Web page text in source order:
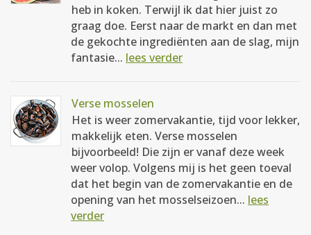
heb in koken. Terwijl ik dat hier juist zo
graag doe. Eerst naar de markt en dan met
de gekochte ingrediënten aan de slag, mijn
fantasie... lees verder
Verse mosselen
Het is weer zomervakantie, tijd voor lekker,
makkelijk eten. Verse mosselen
bijvoorbeeld! Die zijn er vanaf deze week
weer volop. Volgens mij is het geen toeval
dat het begin van de zomervakantie en de
opening van het mosselseizoen... lees
verder